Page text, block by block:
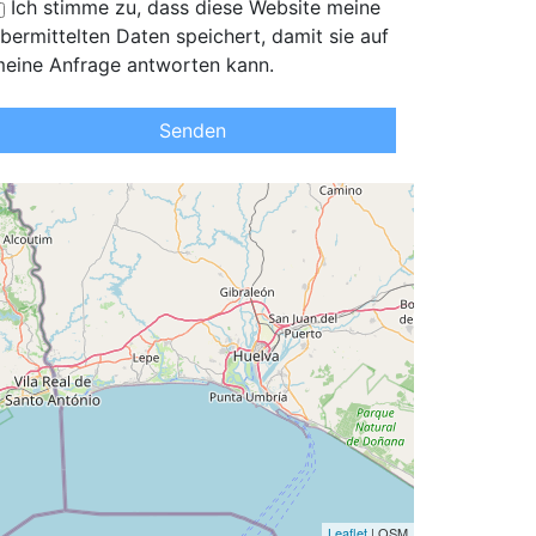
Ich stimme zu, dass diese Website meine
Daten speichert, damit sie auf
Anfrage antworten kann.
Senden